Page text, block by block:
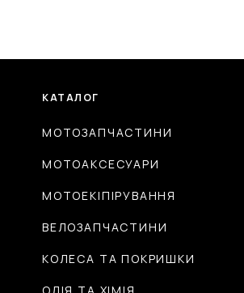
КАТАЛОГ
МОТОЗАПЧАСТИНИ
МОТОАКСЕСУАРИ
МОТОЕКІПІРУВАННЯ
ВЕЛОЗАПЧАСТИНИ
КОЛЕСА ТА ПОКРИШКИ
ОЛІЯ ТА ХІМІЯ